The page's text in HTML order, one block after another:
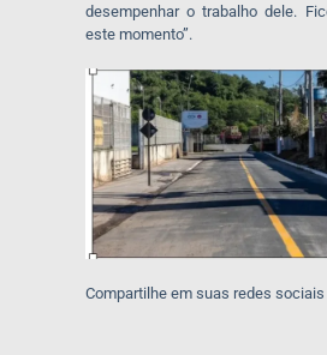
desempenhar o trabalho dele.
este momento”.
Compartilhe em suas redes sociais